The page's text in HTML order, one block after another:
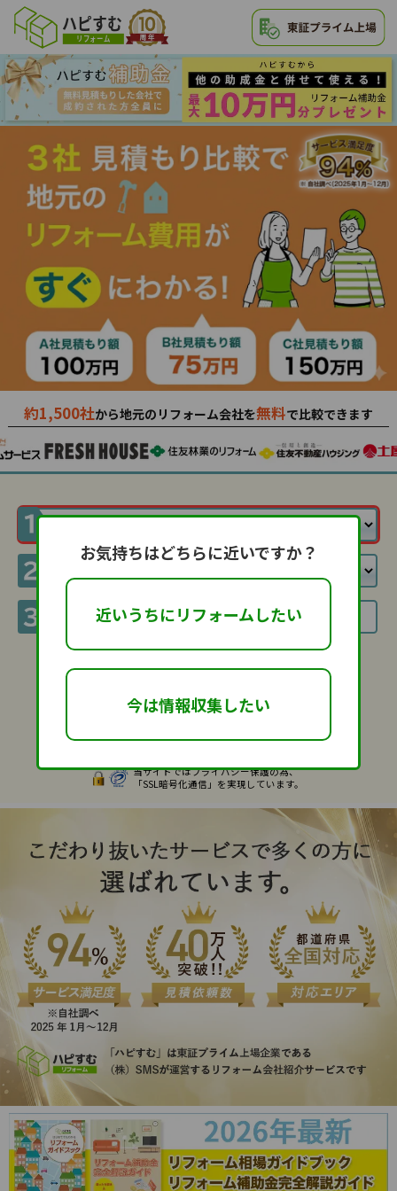
約1,500社から地元のリフォーム会社を無料で比較できます
お気持ちはどちらに近いですか？
近いうちにリフォームしたい
今は情報収集したい
当サイトではプライバシー保護の為、
「SSL暗号化通信」を実現しています。